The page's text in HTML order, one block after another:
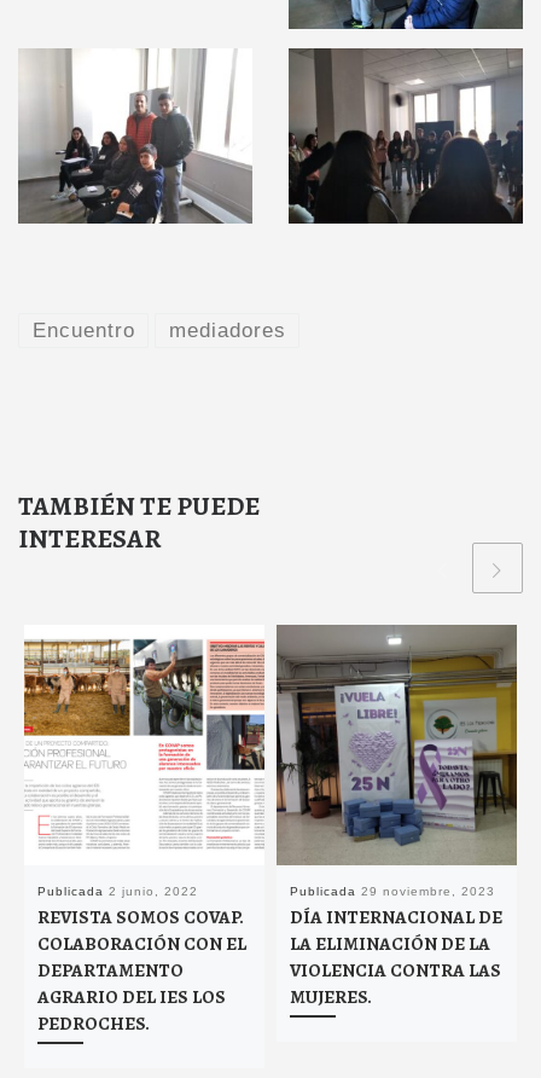
Encuentro mediadores
TAMBIÉN TE PUEDE
INTERESAR
Publicada 2 junio, 2022
REVISTA SOMOS COVAP.
COLABORACIÓN CON EL
DEPARTAMENTO
AGRARIO DEL IES LOS
PEDROCHES.
Publicada 29 noviembre, 2023
DÍA INTERNACIONAL DE
LA ELIMINACIÓN DE LA
VIOLENCIA CONTRA LAS
MUJERES.